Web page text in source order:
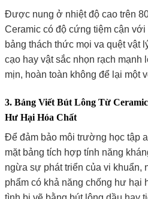
Được nung ở nhiệt độ cao trên
Ceramic có độ cứng tiệm cận
bảng thách thức mọi va quệt vật
cạo hay vật sắc nhọn rạch mạnh
mịn, hoàn toàn không để lại một
3. Bảng Viết Bút Lông Từ
Hư Hại Hóa Chất
Để đảm bảo môi trường học tập
mặt bảng tích hợp tính năng
ngừa sự phát triển của vi khuẩn,
phẩm có khả năng chống hư hại